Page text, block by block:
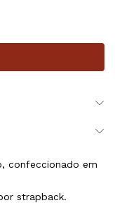
confeccionado em
strapback.